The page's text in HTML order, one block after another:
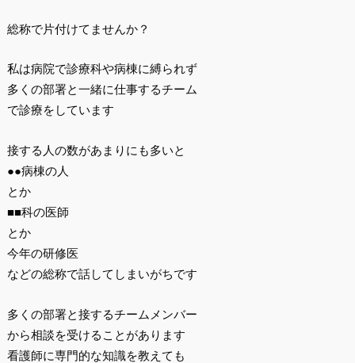
総称で片付けてませんか？
私は病院で診療科や病棟に縛られず
多くの部署と一緒に仕事するチーム
で診療をしています
接する人の数があまりにも多いと
●●病棟の人
とか
■■科の医師
とか
今年の研修医
などの総称で話してしまいがちです
多くの部署と接するチームメンバー
から相談を受けることがあります
看護師に専門的な知識を教えても